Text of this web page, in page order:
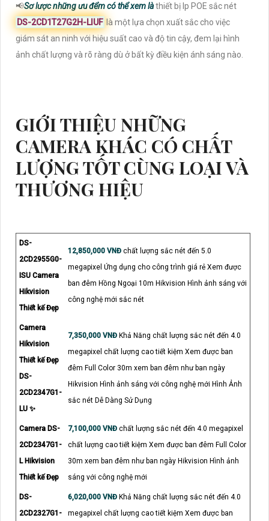
📢Sơ lược những ưu đểm có thể xem làthiết bị Ip POE sắc nét
DS-2CD1T27G2H-LIUF là một lựa chọn xuất sắc cho việc
giám sát an ninh với hiệu suất cao và độ tin cậy, đem lại hình
ảnh chất lượng và rõ ràng dù ở bất kỳ điều kiện ánh sáng nào.
GIỚI THIỆU NHỮNG
CAMERA KHÁC CÓ CHẤT
LƯỢNG TỐT CÙNG LOẠI VÀ
THƯƠNG HIỆU
DS-
2CD2955G0-
ISU Camera
Hikvision
Thiết kế Đẹp
12,850,000 VNĐ chất lượng sắc nét đến 5.0
megapixel Ứng dụng cho công trình giá rẻ Xem được
ban đêm Hồng Ngoại 10m Hikvision Hình ảnh sáng với
công nghệ mới sắc nét
Camera
Hikvision
Thiết kế Đẹp
DS-
2CD2347G1-
LU ✨
7,350,000 VNĐ Khả Năng chất lượng sắc nét đến 4.0
megapixel chất lượng cao tiết kiệm Xem được ban
đêm Full Color 30m xem ban đêm như ban ngày
Hikvision Hình ảnh sáng với công nghệ mới Hình Ảnh
sắc nét Dễ Dàng Sử Dụng
Camera DS-
2CD2347G1-
L Hikvision
Thiết kế Đẹp
7,100,000 VNĐ chất lượng sắc nét đến 4.0 megapixel
chất lượng cao tiết kiệm Xem được ban đêm Full Color
30m xem ban đêm như ban ngày Hikvision Hình ảnh
sáng với công nghệ mới
DS-
2CD2327G1-
6,020,000 VNĐ Khả Năng chất lượng sắc nét đến 4.0
megapixel chất lượng cao tiết kiệm Xem được ban